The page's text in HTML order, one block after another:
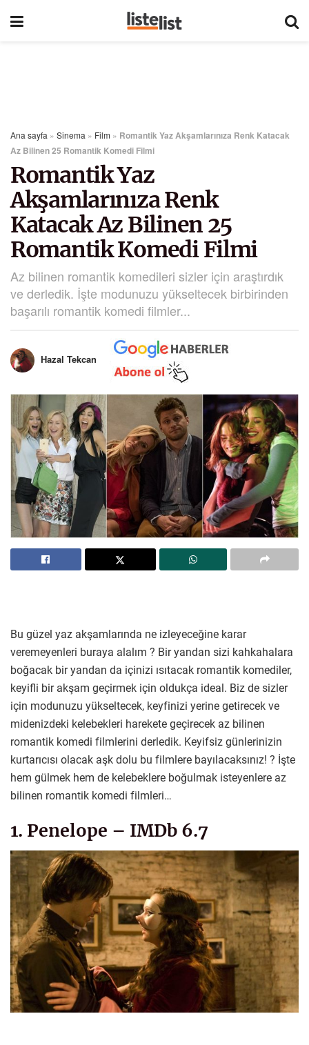
Ana sayfa » Sinema » Film » Romantik Yaz Akşamlarınıza Renk Katacak
Az Bilinen 25 Romantik Komedi Filmi
Romantik Yaz
Akşamlarınıza Renk
Katacak Az Bilinen 25
Romantik Komedi Filmi
Az bilinen romantik komedileri sizler için araştırdık
ve derledik. İşte modunuzu yükseltecek birbirinden
başarılı romantik komedi filmler...
Hazal Tekcan
Bu güzel yaz akşamlarında ne izleyeceğine karar
veremeyenleri buraya alalım ? Bir yandan sizi kahkahalara
boğacak bir yandan da içinizi ısıtacak romantik komediler,
keyifli bir akşam geçirmek için oldukça ideal. Biz de sizler
için modunuzu yükseltecek, keyfinizi yerine getirecek ve
midenizdeki kelebekleri harekete geçirecek az bilinen
romantik komedi filmlerini derledik. Keyifsiz günlerinizin
kurtarıcısı olacak aşk dolu bu filmlere bayılacaksınız! ? İşte
hem gülmek hem de kelebeklere boğulmak isteyenlere az
bilinen romantik komedi filmleri…
1. Penelope – IMDb 6.7